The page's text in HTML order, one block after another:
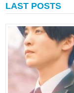
LAST POSTS